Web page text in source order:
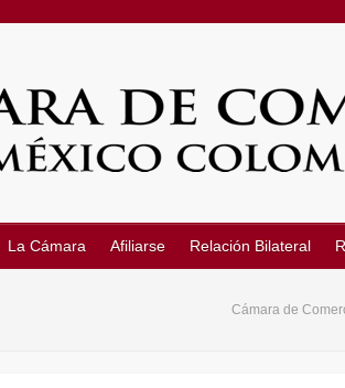
La Cámara Afiliarse Relación Bilateral
Cámara de